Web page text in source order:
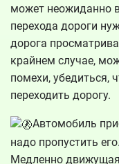
может неожиданно
перехода дороги
дорога
крайнем случае,
помехи, убедиться,
переходить дорогу.
Автомобиль
надо пропустить его.
Медленно